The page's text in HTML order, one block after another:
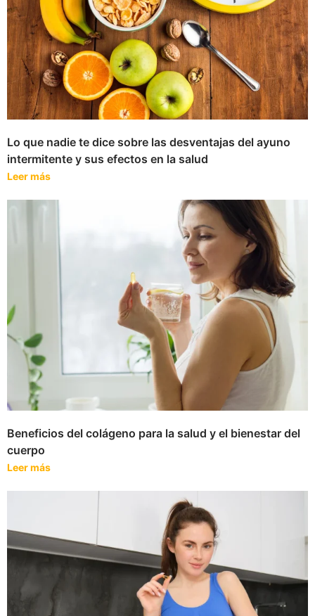
Lo que nadie te dice sobre las desventajas del ayuno
intermitente y sus efectos en la salud
Leer más
Beneficios del colágeno para la salud y el bienestar del
cuerpo
Leer más